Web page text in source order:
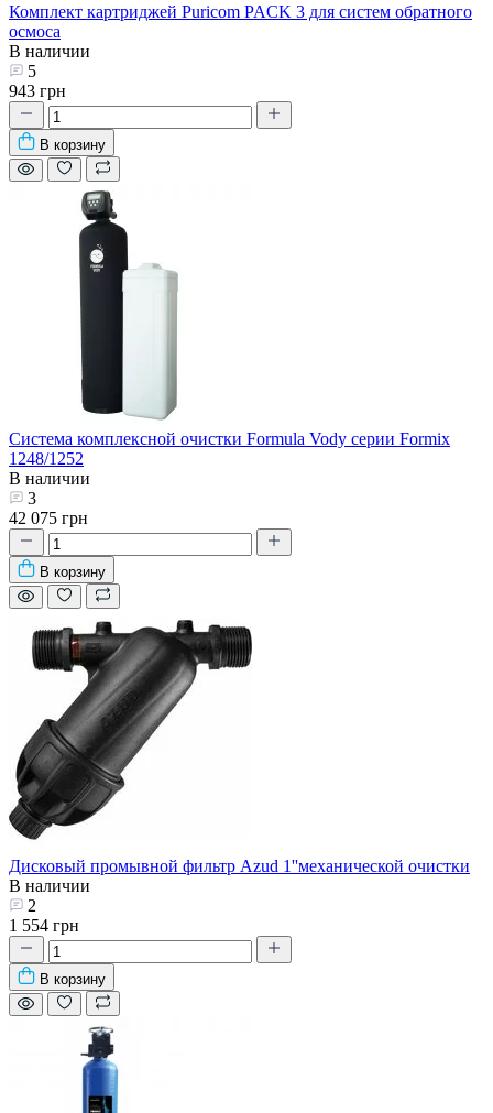
Комплект картриджей Puricom PACK 3 для систем обратного
осмоса
В наличии
5
943 грн
В корзину
Система комплексной очистки Formula Vody серии Formix
1248/1252
В наличии
3
42 075 грн
В корзину
Дисковый промывной фильтр Azud 1''механической очистки
В наличии
2
1 554 грн
В корзину